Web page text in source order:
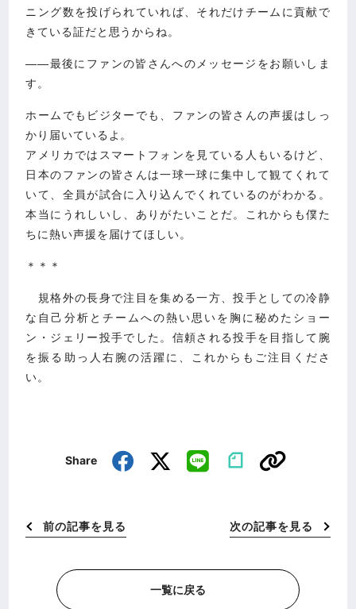
ニング数を投げられていれば、それだけチームに貢献で
きている証だと思うからね。
――最後にファンの皆さんへのメッセージをお願いしま
す。
ホームでもビジターでも、ファンの皆さんの声援はしっ
かり届いているよ。
アメリカではスマートフォンを見ている人もいるけど、
日本のファンの皆さんは一球一球に集中して観てくれて
いて、全員が試合に入り込んでくれているのがわかる。
本当にうれしいし、ありがたいことだ。これからも僕た
ちに熱い声援を届けてほしい。
＊＊＊
規格外の長身で注目を集める一方、投手としての冷静
な自己分析とチームへの熱い思いを胸に秘めたショー
ン・ジェリー投手でした。信頼される投手を目指して腕
を振る助っ人右腕の活躍に、これからもご注目くださ
い。
Share
前の記事を見る 次の記事を見る
一覧に戻る